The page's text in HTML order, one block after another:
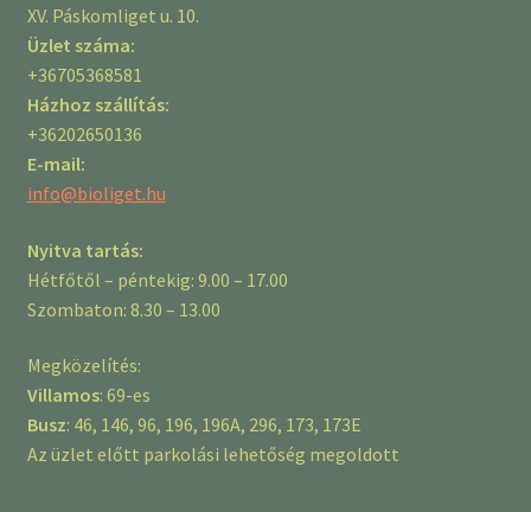
XV. Páskomliget u. 10.
Üzlet száma:
+36705368581
Házhoz szállítás:
+36202650136
E-mail:
info@bioliget.hu
Nyitva tartás:
Hétfőtől – péntekig: 9.00 – 17.00
Szombaton: 8.30 – 13.00
Megközelítés:
Villamos: 69-es
Busz: 46, 146, 96, 196, 196A, 296, 173, 173E
Az üzlet előtt parkolási lehetőség megoldott